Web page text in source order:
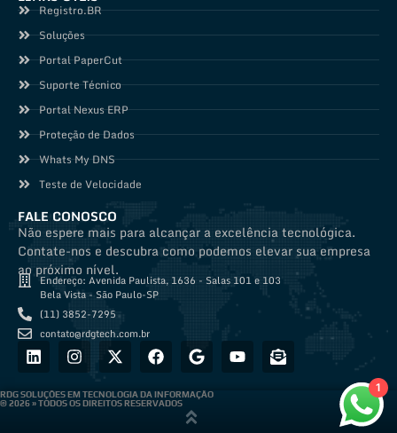
Registro.BR
Soluções
Portal PaperCut
Suporte Técnico
Portal Nexus ERP
Proteção de Dados
Whats My DNS
Teste de Velocidade
FALE CONOSCO
Não espere mais para alcançar a excelência tecnológica.
Contate-nos e descubra como podemos elevar sua empresa
ao próximo nível.
Endereço: Avenida Paulista, 1636 - Salas 101 e 103
Bela Vista - São Paulo-SP
(11) 3852-7295
contato@rdgtech.com.br
RDG SOLUÇÕES EM TECNOLOGIA DA INFORMAÇÂO
© 2026 » TODOS OS DIREITOS RESERVADOS
1